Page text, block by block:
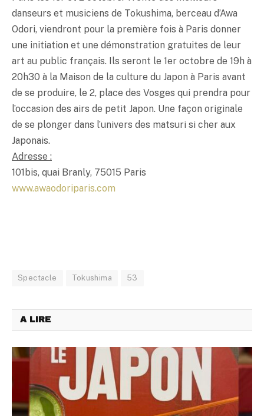
danseurs et musiciens de Tokushima, berceau d’Awa
Odori, viendront pour la première fois à Paris donner
une initiation et une démonstration gratuites de leur
art au public français. Ils seront le 1er octobre de 19h à
20h30 à la Maison de la culture du Japon à Paris avant
de se produire, le 2, place des Vosges qui prendra pour
l’occasion des airs de petit Japon. Une façon originale
de se plonger dans l’univers des matsuri si cher aux
Japonais.
Adresse :
101bis, quai Branly, 75015 Paris
www.awaodoriparis.com
Spectacle Tokushima 53
A LIRE